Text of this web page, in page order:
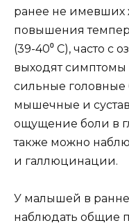
ранее не имевших
повышения
(39-40⁰ C), часто с
выходят
сильные головные
мышечные и
ощущение боли в
также можно
и галлюцинации.
У малышей в
наблюдать общие